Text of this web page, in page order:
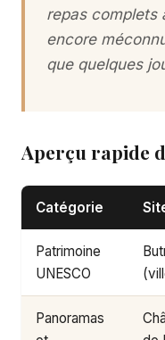
repas complets
encore
que quelques
Aperçu rapide
Catégorie
Patrimoine
UNESCO
Panoramas